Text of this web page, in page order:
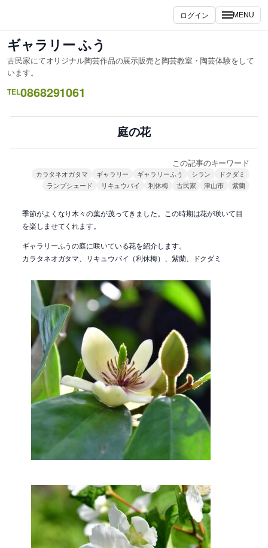
ス
キ
ッ
プ
ログイン MENU
ギャラリー ふう
古民家にてオリジナル陶芸作品の展示販売と陶芸教室・陶芸体験をして
います。
TEL0868291061
庭の花
この記事のキーワード
カラタネオガタマ ギャラリー ギャラリーふう シラン
ドクダミ
ランプシェード
リキュウバイ 利休梅 古民家 津山市 紫蘭
季節がよくなり木々の葉が茂ってきました。この時期は花が咲いて目
を楽しませてくれます。
ギャラリーふうの庭に咲いている花を紹介します。
カラタネオガタマ、リキュウバイ（利休梅）、紫蘭、ドクダミ